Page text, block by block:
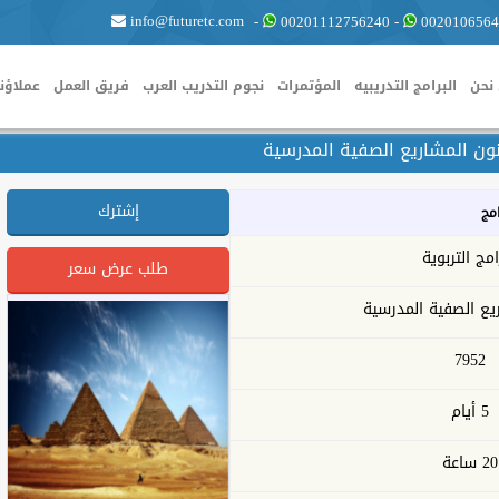
-
00201112756240
-
info@futuretc.com
البرامج التدريبيه المؤتمرات نجوم التدريب العرب فريق العمل
المشاريع الصفية المدرسية
التربوية
الصفية المدرسية
7952
5 أيام
20 ساعة
إشترك
طلب عرض سعر